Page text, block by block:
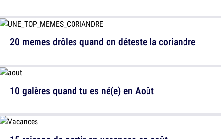
10 galères quand tu es né(e) en Août
20 memes drôles quand on déteste la coriandre